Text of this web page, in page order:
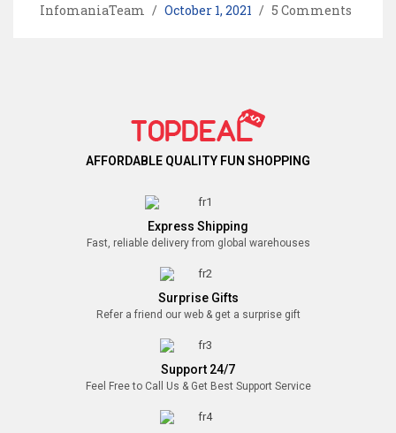
InfomaniaTeam October 1, 2021 5 Comments
5,020mAh की बैटरी दी गई है, जो 18W फास्ट चार्जिंग सपोर्ट के साथ आता
AFFORDABLE QUALITY FUN SHOPPING
Express Shipping
Fast, reliable delivery from global warehouses
Surprise Gifts
Refer a friend our web & get a surprise gift
Support 24/7
Feel Free to Call Us & Get Best Support Service